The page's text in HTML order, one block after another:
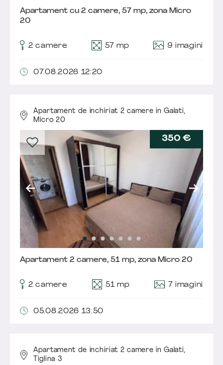
Apartament cu 2 camere, 57 mp, zona Micro
20
2 camere 57 mp 9 imagini
07.08.2026 12:20
Apartament de închiriat 2 camere în Galati,
Micro 20
350 €
Apartament 2 camere, 51 mp, zona Micro 20
2 camere 51 mp 7 imagini
05.08.2026 13:50
Apartament de închiriat 2 camere în Galati,
Tiglina 3